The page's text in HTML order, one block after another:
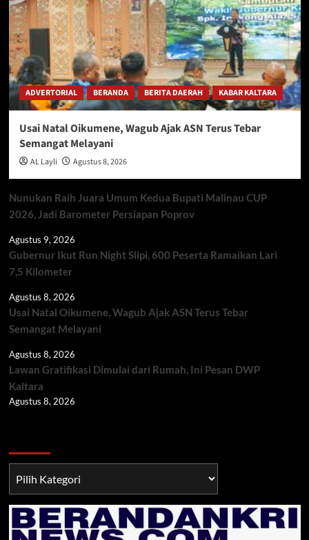
ADVERTORIAL BERANDA BERITA DAERAH KABAR KALTARA
Usai Natal Oikumene, Wagub Ajak ASN Terus Tebar
Semangat Melayani
AL Layli Agustus 8, 2026
Nunukan Raih Juara Umum Kedua Bupati Malinau CUP
2026, Jadi Barometer Persiapan Poprov
Agustus 9, 2026
Gubernur Ikut Run Night Slipi, 600 Peserta Ramaikan Lari
7,5 Kilometer
Agustus 8, 2026
Usai Natal Oikumene, Wagub Ajak ASN Terus Tebar
Semangat Melayani
Agustus 8, 2026
Lawan Gratifikasi Dimulai dari Rumah, Ini Pesan DWP
Kaltara
Agustus 8, 2026
TNI/POLRI